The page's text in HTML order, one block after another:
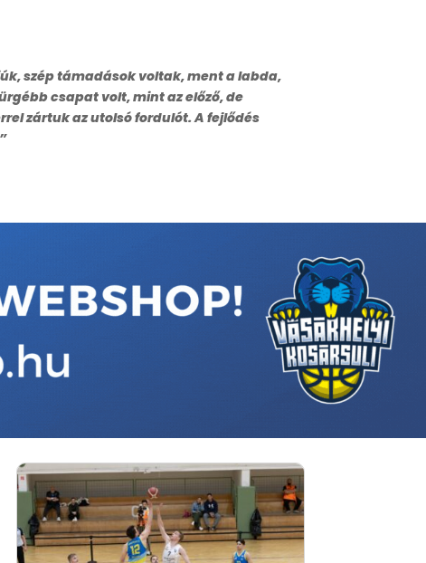
szép támadások voltak, ment a labda,
csapat volt, mint az előző, de
zártuk az utolsó fordulót. A fejlődés